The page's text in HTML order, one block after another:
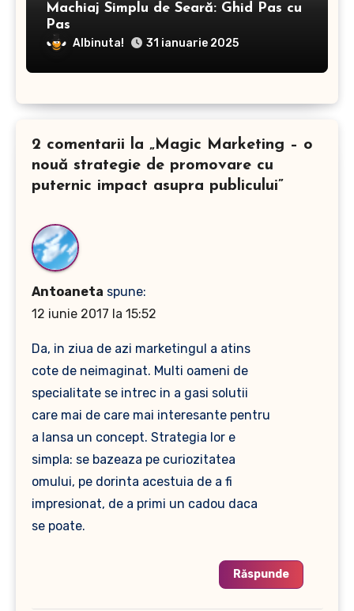
Machiaj Simplu de Seară: Ghid Pas cu
Pas
Albinuta! 31 ianuarie 2025
2 comentarii la „Magic Marketing – o
nouă strategie de promovare cu
puternic impact asupra publicului”
Antoaneta spune:
12 iunie 2017 la 15:52
Da, in ziua de azi marketingul a atins
cote de neimaginat. Multi oameni de
specialitate se intrec in a gasi solutii
care mai de care mai interesante pentru
a lansa un concept. Strategia lor e
simpla: se bazeaza pe curiozitatea
omului, pe dorinta acestuia de a fi
impresionat, de a primi un cadou daca
se poate.
Răspunde